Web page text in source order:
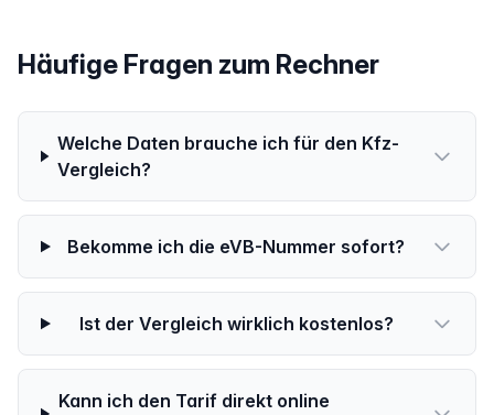
Häufige Fragen zum Rechner
Welche Daten brauche ich für den Kfz-
Vergleich?
Bekomme ich die eVB-Nummer sofort?
Ist der Vergleich wirklich kostenlos?
Kann ich den Tarif direkt online